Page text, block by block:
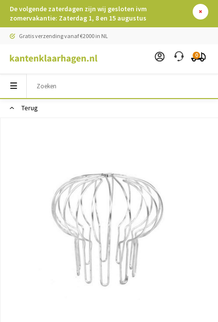
De volgende zaterdagen zijn wij gesloten ivm
zomervakantie: Zaterdag 1, 8 en 15 augustus
Gratis verzending vanaf €2000 in NL
0
Terug